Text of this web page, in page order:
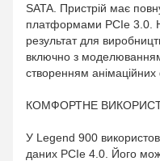
SATA. Пристрій має
платформами PCIe 3.0.
результат для
включно з моделюванням
створенням анімаційних
КОМФОРТНЕ
У Legend 900
даних PCIe 4.0. Його